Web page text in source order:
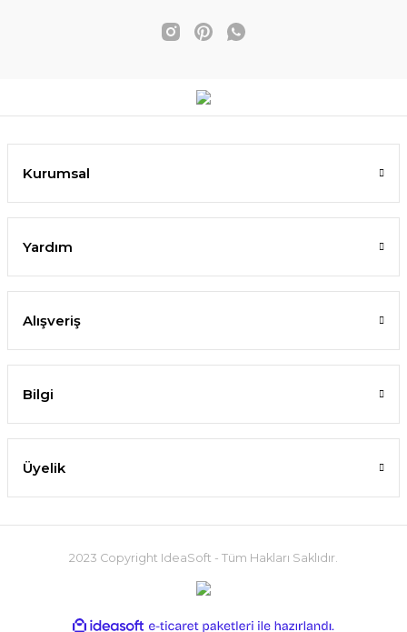
Kurumsal
Yardım
Alışveriş
Bilgi
Üyelik
2023 Copyright IdeaSoft - Tüm Hakları Saklıdır.
ideasoft e-